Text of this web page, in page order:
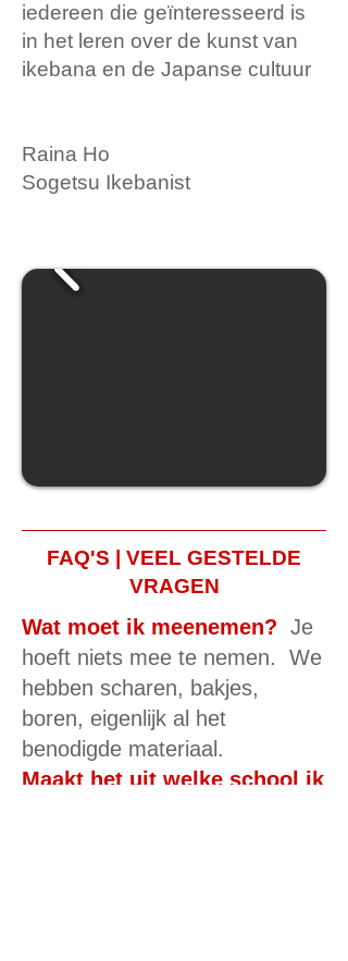
iedereen die geïnteresseerd is
in het leren over de kunst van
ikebana en de Japanse cultuur
Raina Ho
Sogetsu Ikebanist
FAQ'S | VEEL GESTELDE
VRAGEN
Wat moet ik meenemen? Je
hoeft niets mee te nemen. We
hebben scharen, bakjes,
boren, eigenlijk al het
benodigde materiaal.
Maakt het uit welke school ik